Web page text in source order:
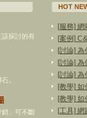
探討的有
。
」可不斷
HOT
[服務]
[案例]
[討論]
[討論]
[討論]
[教學]
[教學]
[工具]